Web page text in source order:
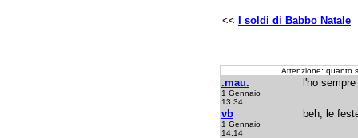
<< I soldi di Babbo Natale
Attenzione: quanto
.mau.
1 Gennaio
13:34
l'ho
vb
1 Gennaio
14:14
beh, le